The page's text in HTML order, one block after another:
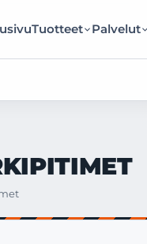
Tuotteet Palvelut